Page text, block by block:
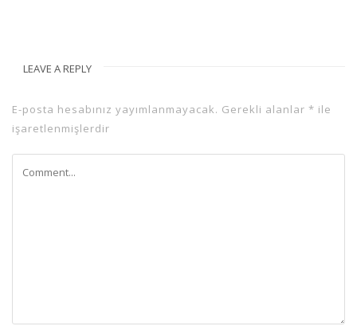
LEAVE A REPLY
E-posta hesabınız yayımlanmayacak. Gerekli alanlar * ile
işaretlenmişlerdir